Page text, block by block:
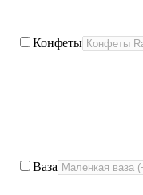
Конфеты
Ваза